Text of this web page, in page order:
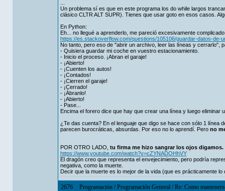
Un problema sí es que en este programa los do while largos
clásico CLTR ALT SUPR). Tienes que usar goto en esos casos.
En Python:
Eh... no llegué a aprenderlo, me pareció excesivamente
https://es.stackoverflow.com/questions/105106/guardar-datos-de-
No tanto, pero eso de "abrir un archivo, leer las líneas y cerrarlo",
- Quisiera guardar mi coche en vuestro estacionamiento.
- Inicio el proceso. ¡Abran el garaje!
- ¡Abierto!
- ¡Cuenten los autos!
- ¡Contados!
- ¡Cierren el garaje!
- ¡Cerrado!
- ¡Ábranlo!
- ¡Abierto!
- Pase...
Encima el forero dice que hay que crear una línea y luego eliminar
¿Te das cuenta? En el lenguaje que digo se hace con sólo 1 línea
parecen burocráticas, absurdas. Por eso no lo aprendí. Pero no
POR OTRO LADO, tu firma me hizo sangrar los ojos digamos.
https://www.youtube.com/watch?v=cZYNADOHhVY
El dragón creo que representa el envejecimiento, pero podría
negativa, como la muerte.
Decir que la muerte es lo mejor de la vida (que es prácticamente
2676 Programación/Programación General/Re: Como